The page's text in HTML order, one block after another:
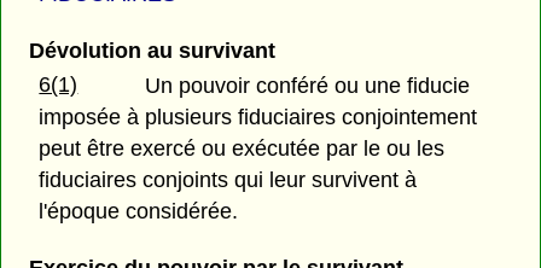
Dévolution au survivant
6(1)
Un pouvoir conféré ou une fiducie
imposée à plusieurs fiduciaires conjointement
peut être exercé ou exécutée par le ou les
fiduciaires conjoints qui leur survivent à
l'époque considérée.